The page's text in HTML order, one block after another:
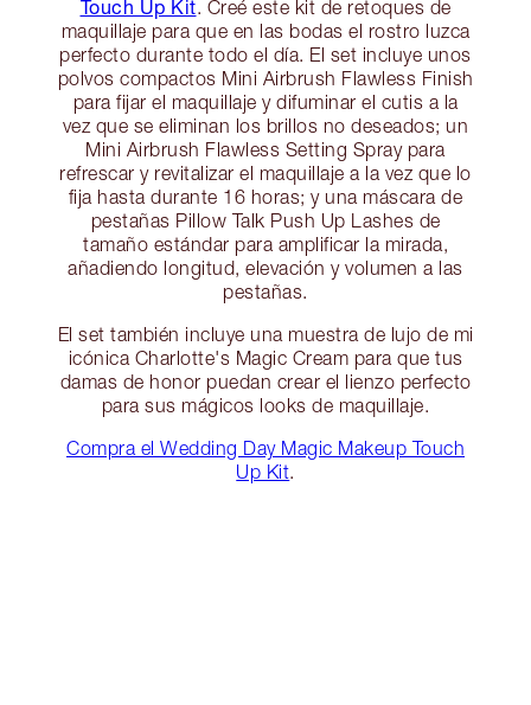
Touch Up Kit. Creé este kit de retoques de
maquillaje para que en las bodas el rostro luzca
perfecto durante todo el día. El set incluye unos
polvos compactos Mini Airbrush Flawless Finish
para fijar el maquillaje y difuminar el cutis a la
vez que se eliminan los brillos no deseados; un
Mini Airbrush Flawless Setting Spray para
refrescar y revitalizar el maquillaje a la vez que lo
fija hasta durante 16 horas; y una máscara de
pestañas Pillow Talk Push Up Lashes de
tamaño estándar para amplificar la mirada,
añadiendo longitud, elevación y volumen a las
pestañas.
El set también incluye una muestra de lujo de mi
icónica Charlotte's Magic Cream para que tus
damas de honor puedan crear el lienzo perfecto
para sus mágicos looks de maquillaje.
Compra el Wedding Day Magic Makeup Touch
Up Kit.